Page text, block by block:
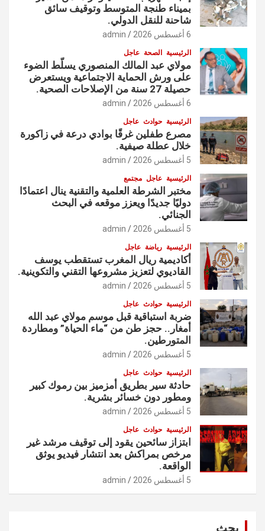
بميناء طنجة المتوسط وتوقيف سائق
شاحنة للنقل الدولي.
6 أغسطس 2026 admin
الرئيسية الصحة عاجل
مولاي عبد المالك المنصوري يسلّط الضوء
على ورش الحماية الاجتماعية ويستعرض
حصيلة 27 سنة من الإصلاحات الصحية.
6 أغسطس 2026 admin
الرئيسية حوادث عاجل
مصرع طفلين غرقًا بوادي درعة في زاكورة
خلال عطلة صيفية.
5 أغسطس 2026 admin
الرئيسية عاجل مجتمع
مختبر الشرطة العلمية والتقنية ينال اعتمادًا
دوليًا جديدًا ويعزز موقعه في البحث
الجنائي.
5 أغسطس 2026 admin
الرئيسية رياضة عاجل
أكاديمية ريال المغرب تستقطب يوسف
القاديوي لتعزيز مشروعها التقني والتكوينية.
5 أغسطس 2026 admin
الرئيسية حوادث عاجل
ضربة استباقية قبل موسم مولاي عبد الله
أمغار.. حجز طن من “ماء الحياة” ومطاردة
المتورطين.
5 أغسطس 2026 admin
الرئيسية حوادث عاجل
حادثة سير بطريق أمزميز بين رموك كبير
ومطور دون خسائر بشرية.
5 أغسطس 2026 admin
الرئيسية حوادث عاجل
ابتزاز سائحين يقود إلى توقيف مرشد غير
مرخص بمراكش بعد انتشار فيديو يوثق
الواقعة.
5 أغسطس 2026 admin
بحث